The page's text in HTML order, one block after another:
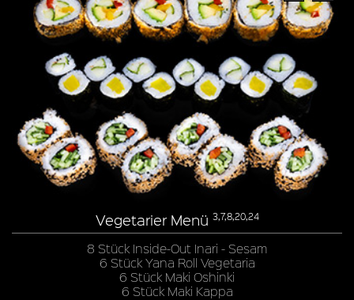
Vegetarier Menü 3,7,8,20,24
8 Stück Inside-Out Inari - Sesam
6 Stück Yana Roll Vegetaria
6 Stück Maki Oshinki
6 Stück Maki Kappa